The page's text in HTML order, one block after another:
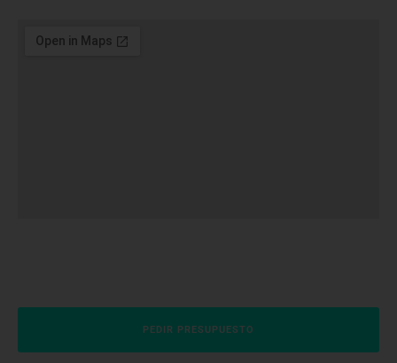
PEDIR PRESUPUESTO